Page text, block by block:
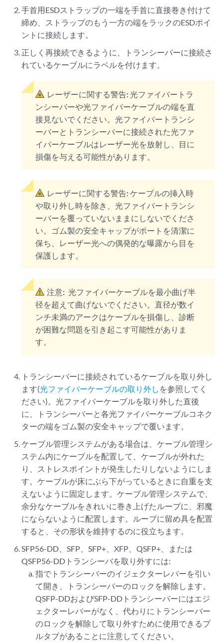
手首用ESDストラップの一端を手首に直接巻き付けて
締め、ストラップのもう一方の端をラックのESDポイ
ントに接続します。
正しく再接続できるように、トランシーバーに接続さ
れているケーブルにラベルを付けます。
レーザーに関する警告:光ファイバートラ
ンシーバーや光ファイバーケーブルの端を直
接見ないでください。光ファイバートランシ
ーバーとトランシーバーに接続された光ファ
イバーケーブルはレーザー光を放射し、目に
損傷を与える可能性があります。
レーザーに関する警告:ケーブルの挿入時
や取り外し時を除き、光ファイバートランシ
ーバーを覆っていないままにしないでくださ
い。ゴム製の安全キャップがポートを清潔に
保ち、レーザー光への偶発的な曝露から目を
保護します。
注意: 光ファイバーケーブルを最小曲げ半
径を超えて曲げないでください。直径が数イ
ンチ未満のアークはケーブルを損傷し、診断
が困難な問題を引き起こす可能性がありま
す。
トランシーバーに接続されているケーブルを取り外し
ます(光ファイバーケーブルの取り外し を参照してく
ださい)。光ファイバーケーブルを取り外した直後
に、トランシーバーと各光ファイバーケーブルコネク
ターの端をゴム製の安全キャップで覆います。
ケーブル管理システムがある場合は、ケーブル管理シ
ステム内にケーブルを配置して、ケーブルが外れた
り、ストレスポイントが発生したりしないようにしま
す。ケーブルが床にぶら下がっているときに自重を支
えないように固定します。ケーブル管理システムで、
余分なケーブルをきれいに巻き上げたループに、邪魔
にならないように配置します。ループに留め具を配置
すると、その形状を維持するのに役立ちます。
SFP56-DD、SFP、SFP+、XFP、QSFP+、または
QSFP56-DDトランシーバを取り外すには:
指でトランシーバーのイジェクターレバーを引い
て開き、トランシーバーのロックを解除します。
QSFP-DDおよびSFP-DDトランシーバーにはエジ
ェクターレバーがなく、代わりにトランシーバー
のロックを解除して取り外すために使用できるプ
ルタブがあることに注意してください。